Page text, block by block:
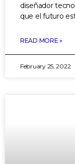
diseñador
que el futuro
READ MORE »
February 25, 2022